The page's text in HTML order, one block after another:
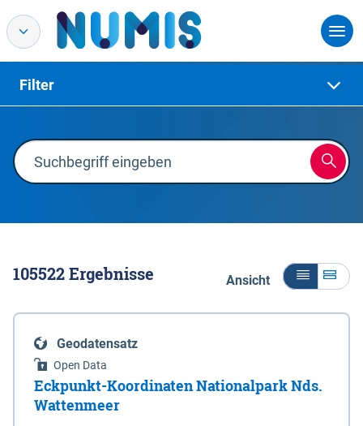
Filter
105522Ergebnisse Ansicht
Geodatensatz
Open Data
Eckpunkt-Koordinaten Nationalpark Nds.
Wattenmeer